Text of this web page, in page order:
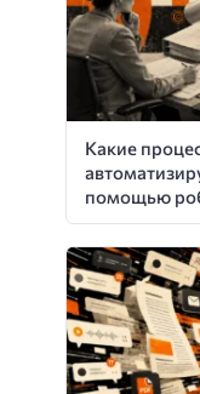
Какие
помощью